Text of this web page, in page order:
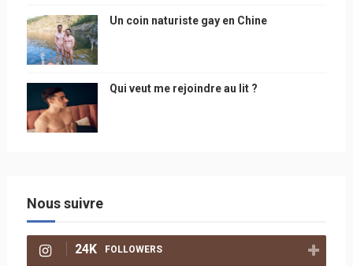
Un coin naturiste gay en Chine
Qui veut me rejoindre au lit ?
Nous suivre
24K FOLLOWERS